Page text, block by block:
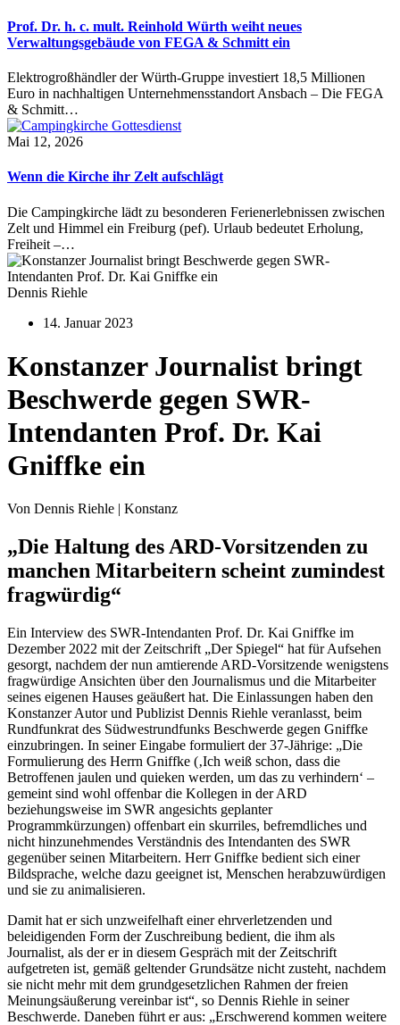
Prof. Dr. h. c. mult. Reinhold Würth weiht neues
Verwaltungsgebäude von FEGA & Schmitt ein
Elektrogroßhändler der Würth-Gruppe investiert 18,5 Millionen
Euro in nachhaltigen Unternehmensstandort Ansbach – Die FEGA
& Schmitt…
Mai 12, 2026
Wenn die Kirche ihr Zelt aufschlägt
Die Campingkirche lädt zu besonderen Ferienerlebnissen zwischen
Zelt und Himmel ein Freiburg (pef). Urlaub bedeutet Erholung,
Freiheit –…
Dennis Riehle
14. Januar 2023
Konstanzer Journalist bringt
Beschwerde gegen SWR-
Intendanten Prof. Dr. Kai
Gniffke ein
Von Dennis Riehle | Konstanz
„Die Haltung des ARD-Vorsitzenden zu
manchen Mitarbeitern scheint zumindest
fragwürdig“
Ein Interview des SWR-Intendanten Prof. Dr. Kai Gniffke im
Dezember 2022 mit der Zeitschrift „Der Spiegel“ hat für Aufsehen
gesorgt, nachdem der nun amtierende ARD-Vorsitzende wenigstens
fragwürdige Ansichten über den Journalismus und die Mitarbeiter
seines eigenen Hauses geäußert hat. Die Einlassungen haben den
Konstanzer Autor und Publizist Dennis Riehle veranlasst, beim
Rundfunkrat des Südwestrundfunks Beschwerde gegen Gniffke
einzubringen. In seiner Eingabe formuliert der 37-Jährige: „Die
Formulierung des Herrn Gniffke (‚Ich weiß schon, dass die
Betroffenen jaulen und quieken werden, um das zu verhindern‘ –
gemeint sind wohl offenbar die Kollegen in der ARD
beziehungsweise im SWR angesichts geplanter
Programmkürzungen) offenbart ein skurriles, befremdliches und
nicht hinzunehmendes Verständnis des Intendanten des SWR
gegenüber seinen Mitarbeitern. Herr Gniffke bedient sich einer
Bildsprache, welche dazu geeignet ist, Menschen herabzuwürdigen
und sie zu animalisieren.
Damit hat er sich unzweifelhaft einer ehrverletzenden und
beleidigenden Form der Zuschreibung bedient, die ihm als
Journalist, als der er in diesem Gespräch mit der Zeitschrift
aufgetreten ist, gemäß geltender Grundsätze nicht zusteht, nachdem
sie nicht mehr mit dem grundgesetzlichen Rahmen der freien
Meinungsäußerung vereinbar ist“, so Dennis Riehle in seiner
Beschwerde. Daneben führt er aus: „Erschwerend kommen weitere